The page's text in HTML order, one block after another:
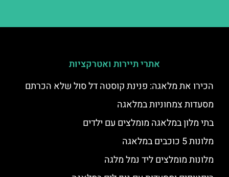
אתרי תיירות ואטרקציות
הכירו את מלאגה: פנינת קוסטה דל סול שלא הכרתם
מסעדות צמחוניות במלאגה
בתי מלון במלאגה מומלצים עם ילדים
מלונות 5 כוכבים במלאגה
מלונות מומלצים ליד נמל מלגה